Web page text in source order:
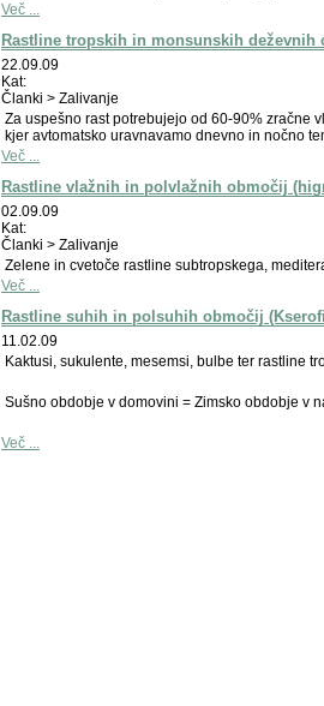
Več ...
Rastline tropskih in monsunskih deževnih
22.09.09
Kat:
Članki > Zalivanje
Za uspešno rast potrebujejo od 60-90% zračne
kjer avtomatsko uravnavamo dnevno in nočno
Več ...
Rastline vlažnih in polvlažnih območij
02.09.09
Kat:
Članki > Zalivanje
Zelene in cvetoče rastline subtropskega,
Več ...
Rastline suhih in polsuhih območij
11.02.09
Kaktusi, sukulente, mesemsi, bulbe ter rastline
Sušno obdobje v domovini = Zimsko obdobje v
Več ...